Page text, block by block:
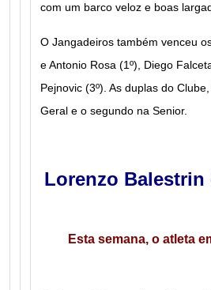
com um barco veloz e boas
O Jangadeiros também venceu
e Antonio Rosa (1º), Diego
Pejnovic (3º). As duplas do Clube,
Geral e o segundo na Senior.
Lorenzo Balestrin
Esta semana, o atleta